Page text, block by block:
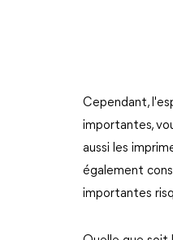
Cependant,
importantes,
aussi les
également
importantes